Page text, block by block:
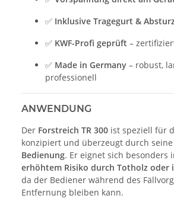
✅ Inklusive Tragegurt &
✅ KWF-Profi geprüft –
✅ Made in Germany – robust,
professionell
ANWENDUNG
Der Forstreich TR 300 ist speziell für
konzipiert und überzeugt durch seine
Bedienung. Er eignet sich besonders
erhöhtem Risiko durch Totholz oder
da der Bediener während des
Entfernung bleiben kann.